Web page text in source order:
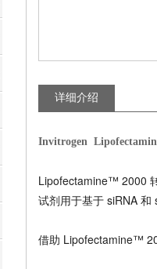
详细介绍
Invitrogen
Lipofectamine™ 2000
试剂用于基于 siRNA 和
借助 Lipofectamine™